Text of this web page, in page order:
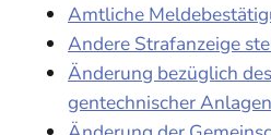
Amtliche
Andere Strafanzeige
Änderung bezüglich
gentechnischer